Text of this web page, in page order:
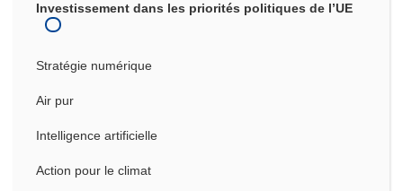
Investissement dans les priorités politiques de l’UE
Stratégie numérique
Air pur
Intelligence artificielle
Action pour le climat